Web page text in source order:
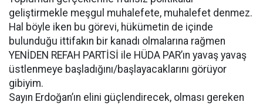
geliştirmekle meşgul muhalefete, muhalefet denmez.
Hal böyle iken bu görevi, hükümetin de içinde
bulunduğu ittifakın bir kanadı olmalarına rağmen
YENİDEN REFAH PARTİSİ ile HÜDA PAR’ın yavaş yavaş
üstlenmeye başladığını/başlayacaklarını görüyor
gibiyim.
Sayın Erdoğan’ın elini güçlendirecek, olması gereken